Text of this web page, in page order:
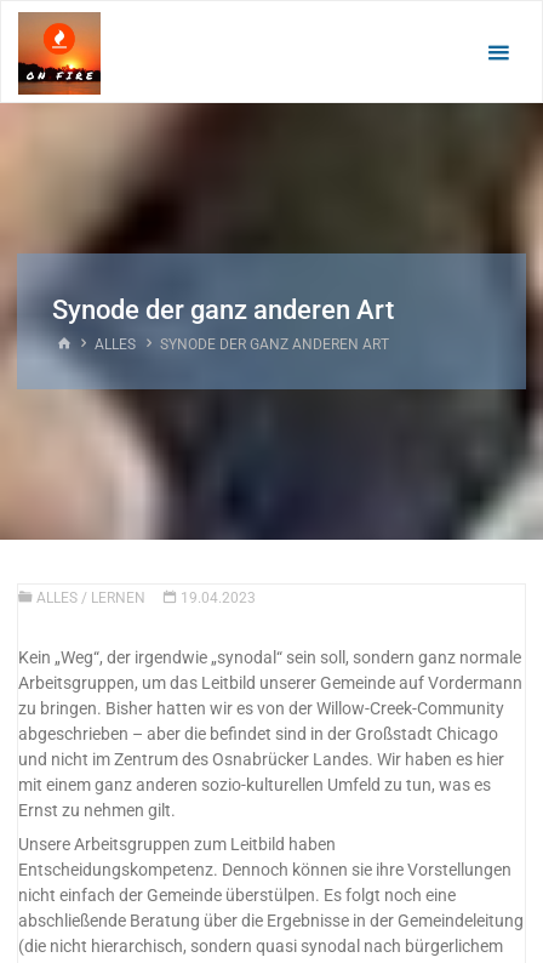
Zum
springen
Synode der ganz anderen Art
START
ALLES SYNODE DER GANZ ANDEREN ART
ALLES / LERNEN 19.04.2023
Kein „Weg“, der irgendwie „synodal“ sein soll, sondern ganz normale
Arbeitsgruppen, um das Leitbild unserer Gemeinde auf Vordermann
zu bringen. Bisher hatten wir es von der Willow-Creek-Community
abgeschrieben – aber die befindet sind in der Großstadt Chicago
und nicht im Zentrum des Osnabrücker Landes. Wir haben es hier
mit einem ganz anderen sozio-kulturellen Umfeld zu tun, was es
Ernst zu nehmen gilt.
Unsere Arbeitsgruppen zum Leitbild haben
Entscheidungskompetenz. Dennoch können sie ihre Vorstellungen
nicht einfach der Gemeinde überstülpen. Es folgt noch eine
abschließende Beratung über die Ergebnisse in der Gemeindeleitung
(die nicht hierarchisch, sondern quasi synodal nach bürgerlichem